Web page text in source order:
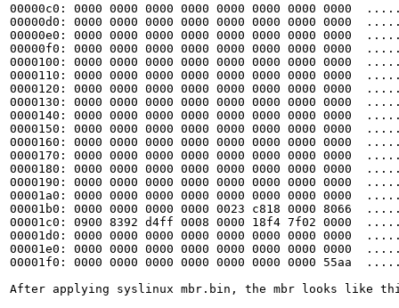
00000c0: 0000 0000 0000 0000 0000 0000 0000
00000d0: 0000 0000 0000 0000 0000 0000 0000
00000e0: 0000 0000 0000 0000 0000 0000 0000
00000f0: 0000 0000 0000 0000 0000 0000 0000
0000100: 0000 0000 0000 0000 0000 0000 0000
0000110: 0000 0000 0000 0000 0000 0000 0000
0000120: 0000 0000 0000 0000 0000 0000 0000
0000130: 0000 0000 0000 0000 0000 0000 0000
0000140: 0000 0000 0000 0000 0000 0000 0000
0000150: 0000 0000 0000 0000 0000 0000 0000
0000160: 0000 0000 0000 0000 0000 0000 0000
0000170: 0000 0000 0000 0000 0000 0000 0000
0000180: 0000 0000 0000 0000 0000 0000 0000
0000190: 0000 0000 0000 0000 0000 0000 0000
00001a0: 0000 0000 0000 0000 0000 0000 0000
00001b0: 0000 0000 0000 0000 0023 c818 0000
00001c0: 0900 8392 d4ff 0008 0000 18f4 7f02
00001d0: 0000 0000 0000 0000 0000 0000 0000
00001e0: 0000 0000 0000 0000 0000 0000 0000
00001f0: 0000 0000 0000 0000 0000 0000 0000 55aa
After applying syslinux mbr.bin, the mbr looks like